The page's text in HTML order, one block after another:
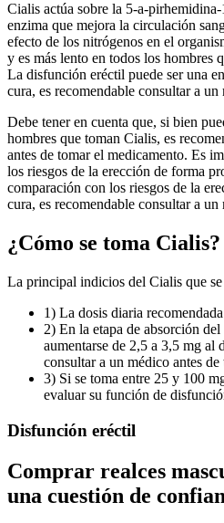
Cialis actúa sobre la 5-a-
enzima que mejora la circulación
efecto de los nitrógenos en el
y es más lento en todos los hombres
La disfunción eréctil puede ser una
cura, es recomendable consultar a
Debe tener en cuenta que, si bien
hombres que toman Cialis, es
antes de tomar el medicamento. Es
los riesgos de la erección de forma
comparación con los riesgos de la
cura, es recomendable consultar a un
¿Cómo se toma Cialis?
La principal indicios del Cialis que
1) La dosis diaria
2) En la etapa de absorción
aumentarse de 2,5 a 3,5 mg al
consultar a un médico antes
3) Si se toma entre 25 y 100
evaluar su función de
Disfunción eréctil
Comprar realces
una cuestión de